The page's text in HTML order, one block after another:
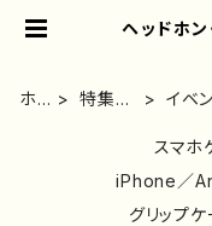
ヘッドホ
払い/
ホ
特集ペ
イベ
スマホ
iPhone／
グリップケ